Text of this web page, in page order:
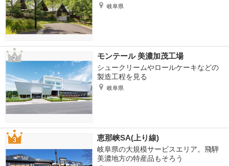
岐阜県
モンテール 美濃加茂工場
シュークリームやロールケーキなどの
製造工程を見る
岐阜県
恵那峡SA(上り線)
岐阜県の大規模サービスエリア。飛騨
美濃地方の特産品もそろう